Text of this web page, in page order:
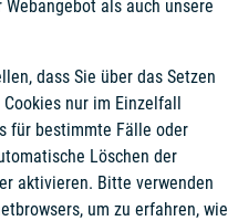
als auch unsere
dass Sie über das Setzen
nur im Einzelfall
für bestimmte Fälle oder
Löschen der
aktivieren. Bitte verwenden
um zu erfahren, wie